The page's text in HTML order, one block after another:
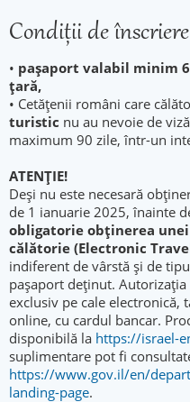
Condiţii de
• paşaport valabil minim
ţară,
• Cetățenii români care
turistic nu au nevoie de
maximum 90 zile, într-un
ATENȚIE!
Deși nu este necesară
de 1 ianuarie 2025, înainte
obligatorie obținerea
călătorie (Electronic
indiferent de vârstă și de
pașaport deținut.
exclusiv pe cale electronică,
online, cu cardul bancar.
disponibilă la https://israel-
suplimentare pot fi
https://www.gov.il/en/
landing-page.